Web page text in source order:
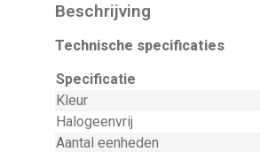
Beschrijving
Technische specificaties
Specificatie
Kleur
Halogeenvrij
Aantal eenheden